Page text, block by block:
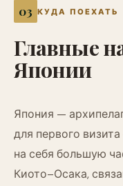
КУДА ПОЕХАТЬ
Главные
Японии
Япония —
для первого
на себя большую
Киото–Осака,